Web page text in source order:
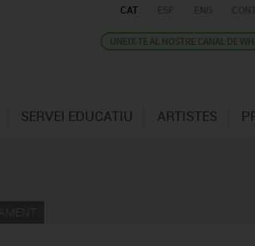
CAT
SERVEI EDUCATIU ARTISTES